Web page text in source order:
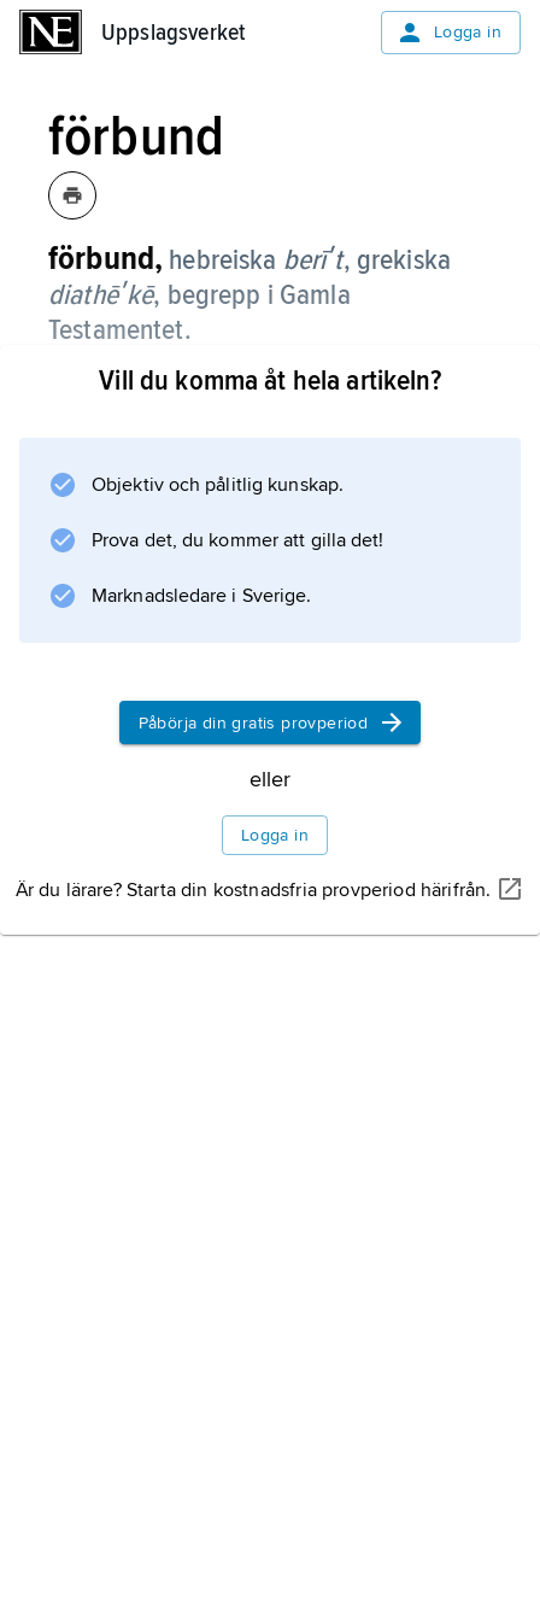
Uppslagsverket Logga in
förbund
förbund, hebreiska berīʹt, grekiska
diathēʹkē, begrepp i Gamla
Testamentet.
Ett förbund kan upprättas inte bara mellan
och Israel på berget Sinai; på 600-talet f.Kr.
då man sökte formalisera relationen mellan
Gud och folket (så till exempel i Femte
Moseboken). Enligt kristen tro
Information om artikeln
Vill du komma åt hela artikeln?
Objektiv och pålitlig kunskap.
Prova det, du kommer att gilla det!
Marknadsledare i Sverige.
Påbörja din gratis provperiod
eller
Logga in
Är du lärare? Starta din kostnadsfria provperiod härifrån.